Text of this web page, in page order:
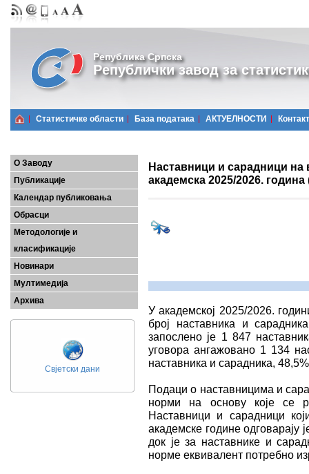
Република Српска
Републички завод за
Статистичке области Базa података АКТУЕЛНОСТИ Контакт
О Заводу
Публикације
Календар публиковања
Обрасци
Методологије и
класификације
Новинари
Мултимедија
Архива
Свјетски дани
Наставници и сарадници
академска 2025/2026.
У академској 2025/2026.
број наставника и
запосленo је 1 847
уговора ангажовано 1 134
наставника и сарадника,
Подаци о наставницима и
норми на основу које се
Наставници и сарадници
академске године одговарају
док је за наставнике и
норме еквивалент потребно